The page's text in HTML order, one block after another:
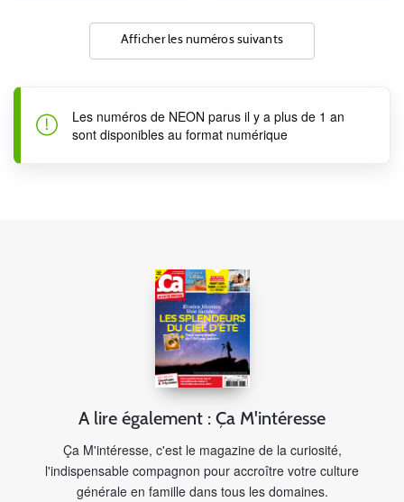
Afficher les numéros suivants
Les numéros de NEON parus il y a plus de 1 an
sont disponibles au format numérique
A lire également : Ça M'intéresse
Ça M'intéresse, c'est le magazine de la curiosité,
l'indispensable compagnon pour accroître votre culture
générale en famille dans tous les domaines.